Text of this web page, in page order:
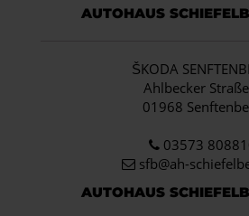
AUTOHAUS
ŠKODA
Ahlbecker Straße
01968
03573
sfb@ah-
AUTOHAUS